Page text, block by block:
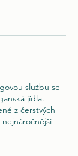
službu se
jídla.
z čerstvých